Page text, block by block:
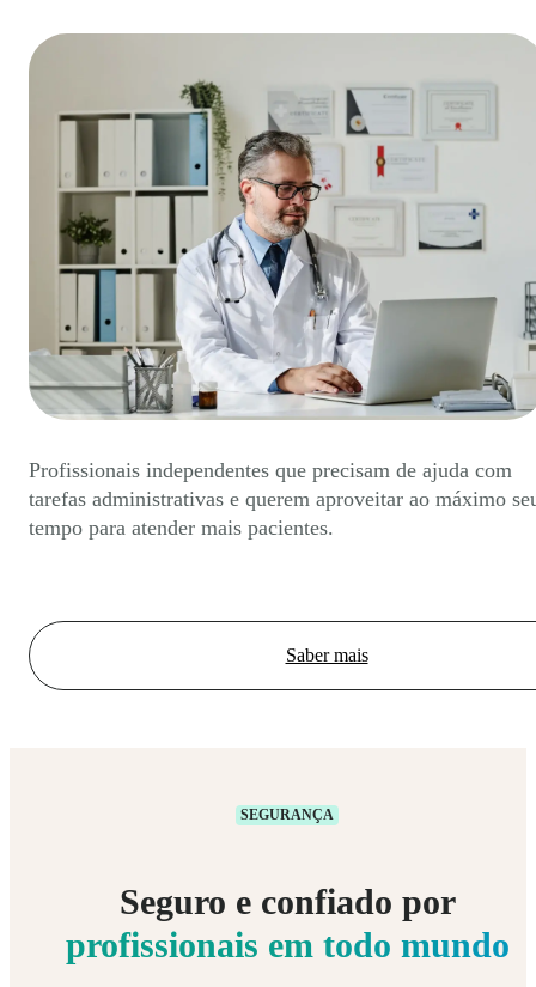
Profissionais independentes que precisam de ajuda com
tarefas administrativas e querem aproveitar ao máximo
tempo para atender mais pacientes.
Saber mais
SEGURANÇA
Seguro e confiado por
profissionais em todo mundo